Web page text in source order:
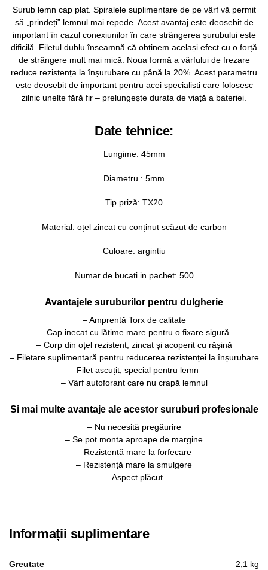
Surub lemn cap plat. Spiralele suplimentare de pe vârf vă permit
să „prindeți” lemnul mai repede. Acest avantaj este deosebit de
important în cazul conexiunilor în care strângerea șurubului este
dificilă. Filetul dublu înseamnă că obținem același efect cu o forță
de strângere mult mai mică. Noua formă a vârfului de frezare
reduce rezistența la înșurubare cu până la 20%. Acest parametru
este deosebit de important pentru acei specialiști care folosesc
zilnic unelte fără fir – prelungește durata de viață a bateriei.
Date tehnice:
Lungime: 45mm
Diametru : 5mm
Tip priză: TX20
Material: oțel zincat cu conținut scăzut de carbon
Culoare: argintiu
Numar de bucati in pachet: 500
Avantajele suruburilor pentru dulgherie
– Amprentă Torx de calitate
– Cap inecat cu lățime mare pentru o fixare sigură
– Corp din oțel rezistent, zincat și acoperit cu rășină
– Filetare suplimentară pentru reducerea rezistenței la înșurubare
– Filet ascuțit, special pentru lemn
– Vârf autoforant care nu crapă lemnul
Si mai multe avantaje ale acestor suruburi profesionale
– Nu necesită pregăurire
– Se pot monta aproape de margine
– Rezistență mare la forfecare
– Rezistență mare la smulgere
– Aspect plăcut
Informații suplimentare
Greutate 2,1 kg